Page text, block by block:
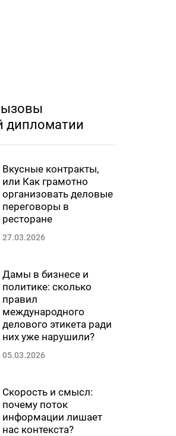
дипломатии
Вкусные контракты,
или Как грамотно
организовать деловые
переговоры в
ресторане
27.03.2026
Дамы в бизнесе и
политике: сколько
правил
международного
делового этикета ради
них уже нарушили?
05.03.2026
Скорость и смысл:
почему поток
информации лишает
нас контекста?